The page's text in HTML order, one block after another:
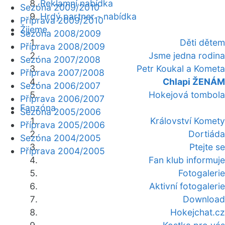
Reklamní nabídka
Hrdý partner - nabídka
Žijeme
Děti dětem
Jsme jedna rodina
Petr Koukal a Kometa
Chlapi ŽENÁM
Hokejová tombola
Fanzóna
Království Komety
Dortiáda
Ptejte se
Fan klub informuje
Fotogalerie
Aktivní fotogalerie
Download
Hokejchat.cz
Sezóna 2009/2010
Příprava 2009/2010
Sezóna 2008/2009
Příprava 2008/2009
Sezóna 2007/2008
Příprava 2007/2008
Sezóna 2006/2007
Příprava 2006/2007
Sezóna 2005/2006
Příprava 2005/2006
Sezóna 2004/2005
Příprava 2004/2005